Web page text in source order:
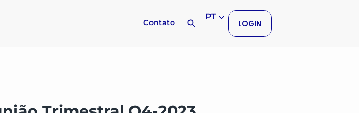
Contato
PT
LOGIN